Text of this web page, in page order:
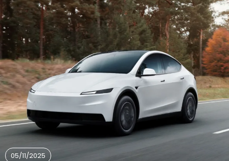
05/11/2025